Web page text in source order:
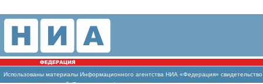
Использованы материалы Информационного агентства НИА «Федерация»